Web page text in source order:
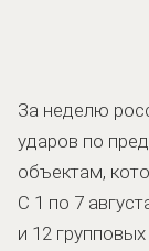
За неделю
ударов по
объектам,
С 1 по 7
и 12